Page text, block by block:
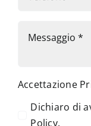
Accettazione
Dichiaro di
Policy.